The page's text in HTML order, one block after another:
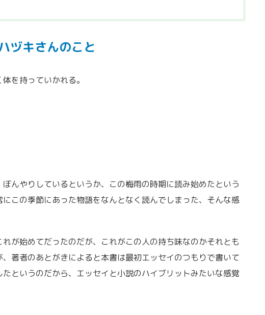
ヅキさんのこと
を持っていかれる。
んやりしているというか、この梅雨の時期に読み始めたという
この季節にあった物語をなんとなく読んでしまった、そんな感
が始めてだったのだが、これがこの人の持ち味なのかそれとも
著者のあとがきによると本書は最初エッセイのつもりで書いて
というのだから、エッセイと小説のハイブリットみたいな感覚